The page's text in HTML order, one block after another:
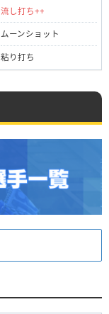
流し打ち++
ムーンショット
粘り打ち